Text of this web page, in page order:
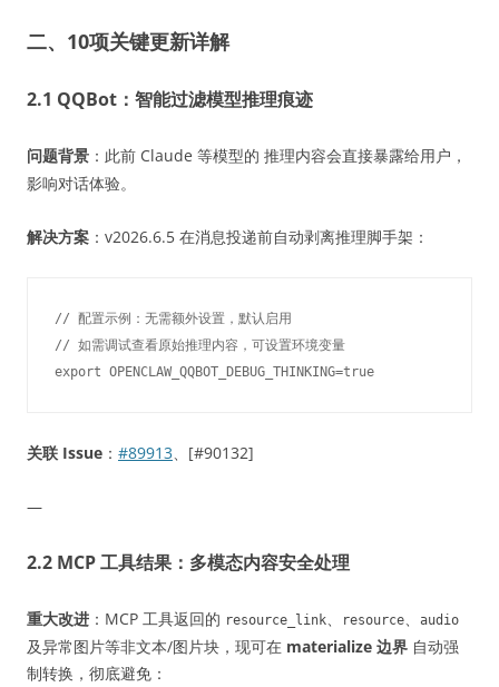
二、10项关键更新详解
2.1 QQBot：智能过滤模型推理痕迹
问题背景 ：此前 Claude 等模型的 推理内容会直接暴露给用户，
影响对话体验。
解决方案 ：v2026.6.5 在消息投递前自动剥离推理脚手架：
// 配置示例：无需额外设置，默认启用
// 如需调试查看原始推理内容，可设置环境变量
关联 Issue ： #89913、[#90132]
—
2.2 MCP 工具结果：多模态内容安全处理
重大改进 ：MCP 工具返回的 resource_link、 resource、 audio
及异常图片等非文本/图片块，现可在 materialize 边界 自动强
制转换，彻底避免：